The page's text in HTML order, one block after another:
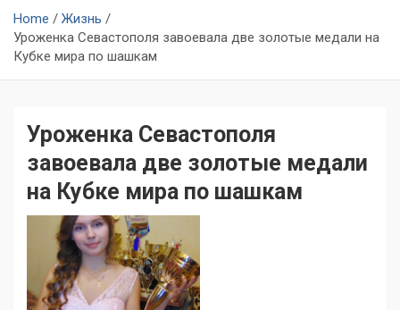
Home
Жизнь
Уроженка Севастополя завоевала две золотые медали на
Кубке мира по шашкам
Уроженка Севастополя
завоевала две золотые медали
на Кубке мира по шашкам